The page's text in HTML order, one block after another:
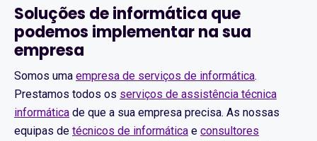
Soluções de informática que
podemos implementar na sua
empresa
Somos uma empresa de serviços de informática.
Prestamos todos os serviços de assistência técnica
informática de que a sua empresa precisa. As nossas
equipas de técnicos de informática e consultores